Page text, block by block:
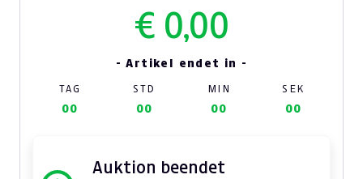
€ 0,00
- Artikel endet in -
TAG STD MIN SEK
00 00 00 00
Auktion beendet